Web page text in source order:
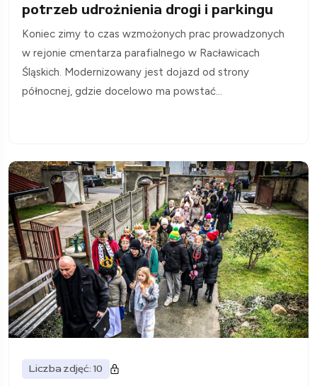
potrzeb udrożnienia drogi i parkingu
Koniec zimy to czas wzmożonych prac prowadzonych
w rejonie cmentarza parafialnego w Racławicach
Śląskich. Modernizowany jest dojazd od strony
północnej, gdzie docelowo ma powstać...
Liczba zdjęć: 10